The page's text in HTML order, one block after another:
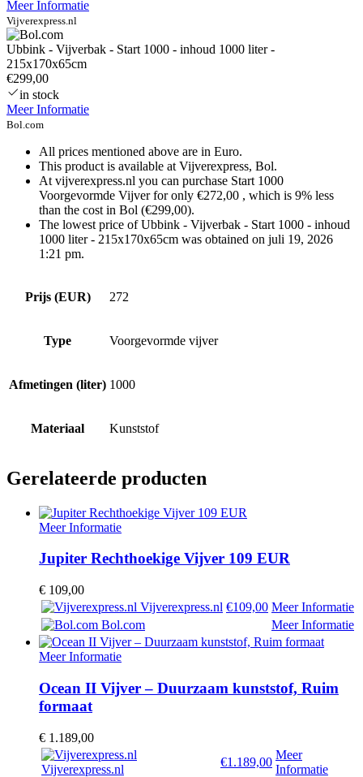
Meer Informatie
Vijverexpress.nl
Ubbink - Vijverbak - Start 1000 - inhoud 1000 liter -
215x170x65cm
€299,00
in stock
Meer Informatie
Bol.com
All prices mentioned above are in Euro.
This product is available at Vijverexpress, Bol.
At vijverexpress.nl you can purchase Start 1000
Voorgevormde Vijver for only €272,00 , which is 9% less
than the cost in Bol (€299,00).
The lowest price of Ubbink - Vijverbak - Start 1000 - inhoud
1000 liter - 215x170x65cm was obtained on juli 19, 2026
1:21 pm.
Prijs (EUR) 272
Type Voorgevormde vijver
Afmetingen (liter) 1000
Materiaal Kunststof
Gerelateerde producten
Meer Informatie
Jupiter Rechthoekige Vijver 109 EUR
€ 109,00
Vijverexpress.nl €109,00 Meer Informatie
Bol.com
Meer Informatie
Meer Informatie
Ocean II Vijver – Duurzaam kunststof, Ruim
formaat
€ 1.189,00
Vijverexpress.nl
€1.189,00
Meer
Informatie